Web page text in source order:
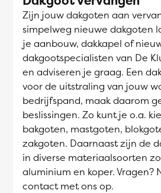
Zijn jouw dakgoten aan
simpelweg nieuwe dakgoten
je aanbouw, dakkapel of
dakgootspecialisten van De
en adviseren je graag. Een
voor de uitstraling van jouw
bedrijfspand, maak daarom
beslissingen. Zo kunt je o.a.
bakgoten, mastgoten,
zakgoten. Daarnaast zijn de
in diverse materiaalsoorten
aluminium en koper. Vragen?
contact met ons op.